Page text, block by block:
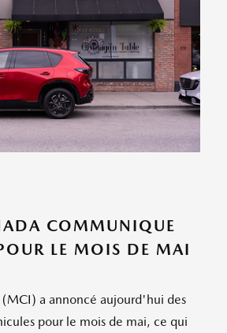
COMMUNIQUE
LE MOIS DE MAI
(MCI) a annoncé aujourd'hui des
pour le mois de mai, ce qui